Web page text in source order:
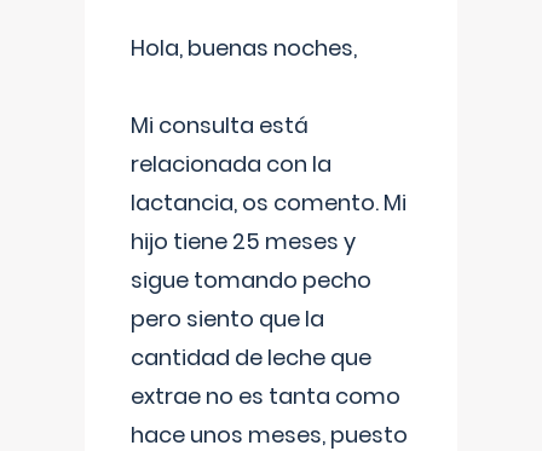
Hola, buenas noches,
Mi consulta está
relacionada con la
lactancia, os comento. Mi
hijo tiene 25 meses y
sigue tomando pecho
pero siento que la
cantidad de leche que
extrae no es tanta como
hace unos meses, puesto